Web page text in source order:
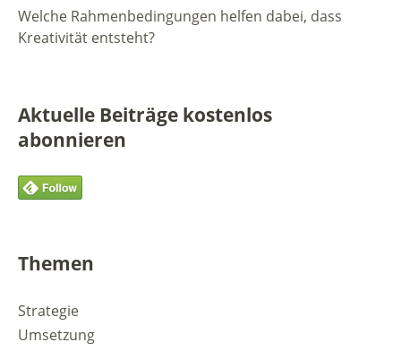
Welche Rahmenbedingungen helfen dabei, dass
Kreativität entsteht?
Aktuelle Beiträge kostenlos
abonnieren
Themen
Strategie
Umsetzung